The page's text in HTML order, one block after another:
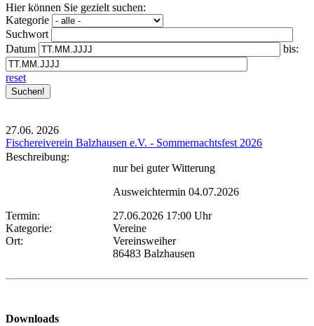
Hier können Sie gezielt suchen:
Kategorie
Suchwort
Datum
bis:
reset
27.06. 2026
Fischereiverein Balzhausen e.V. - Sommernachtsfest 2026
Beschreibung:
nur bei guter Witterung
Ausweichtermin 04.07.2026
Termin:
27.06.2026 17:00 Uhr
Kategorie:
Vereine
Ort:
Vereinsweiher
86483 Balzhausen
Downloads